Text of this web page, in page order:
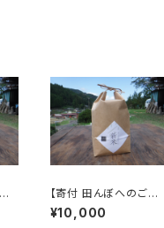
【寄付 田んぼへのご支
援コース】「木こりがつく
ったお米」5キロ
¥10,000